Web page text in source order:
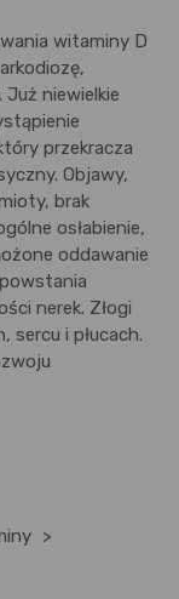
witaminy D
niewielkie
przekracza
Objawy,
brak
osłabienie,
oddawanie
nerek. Złogi
i płucach.
>